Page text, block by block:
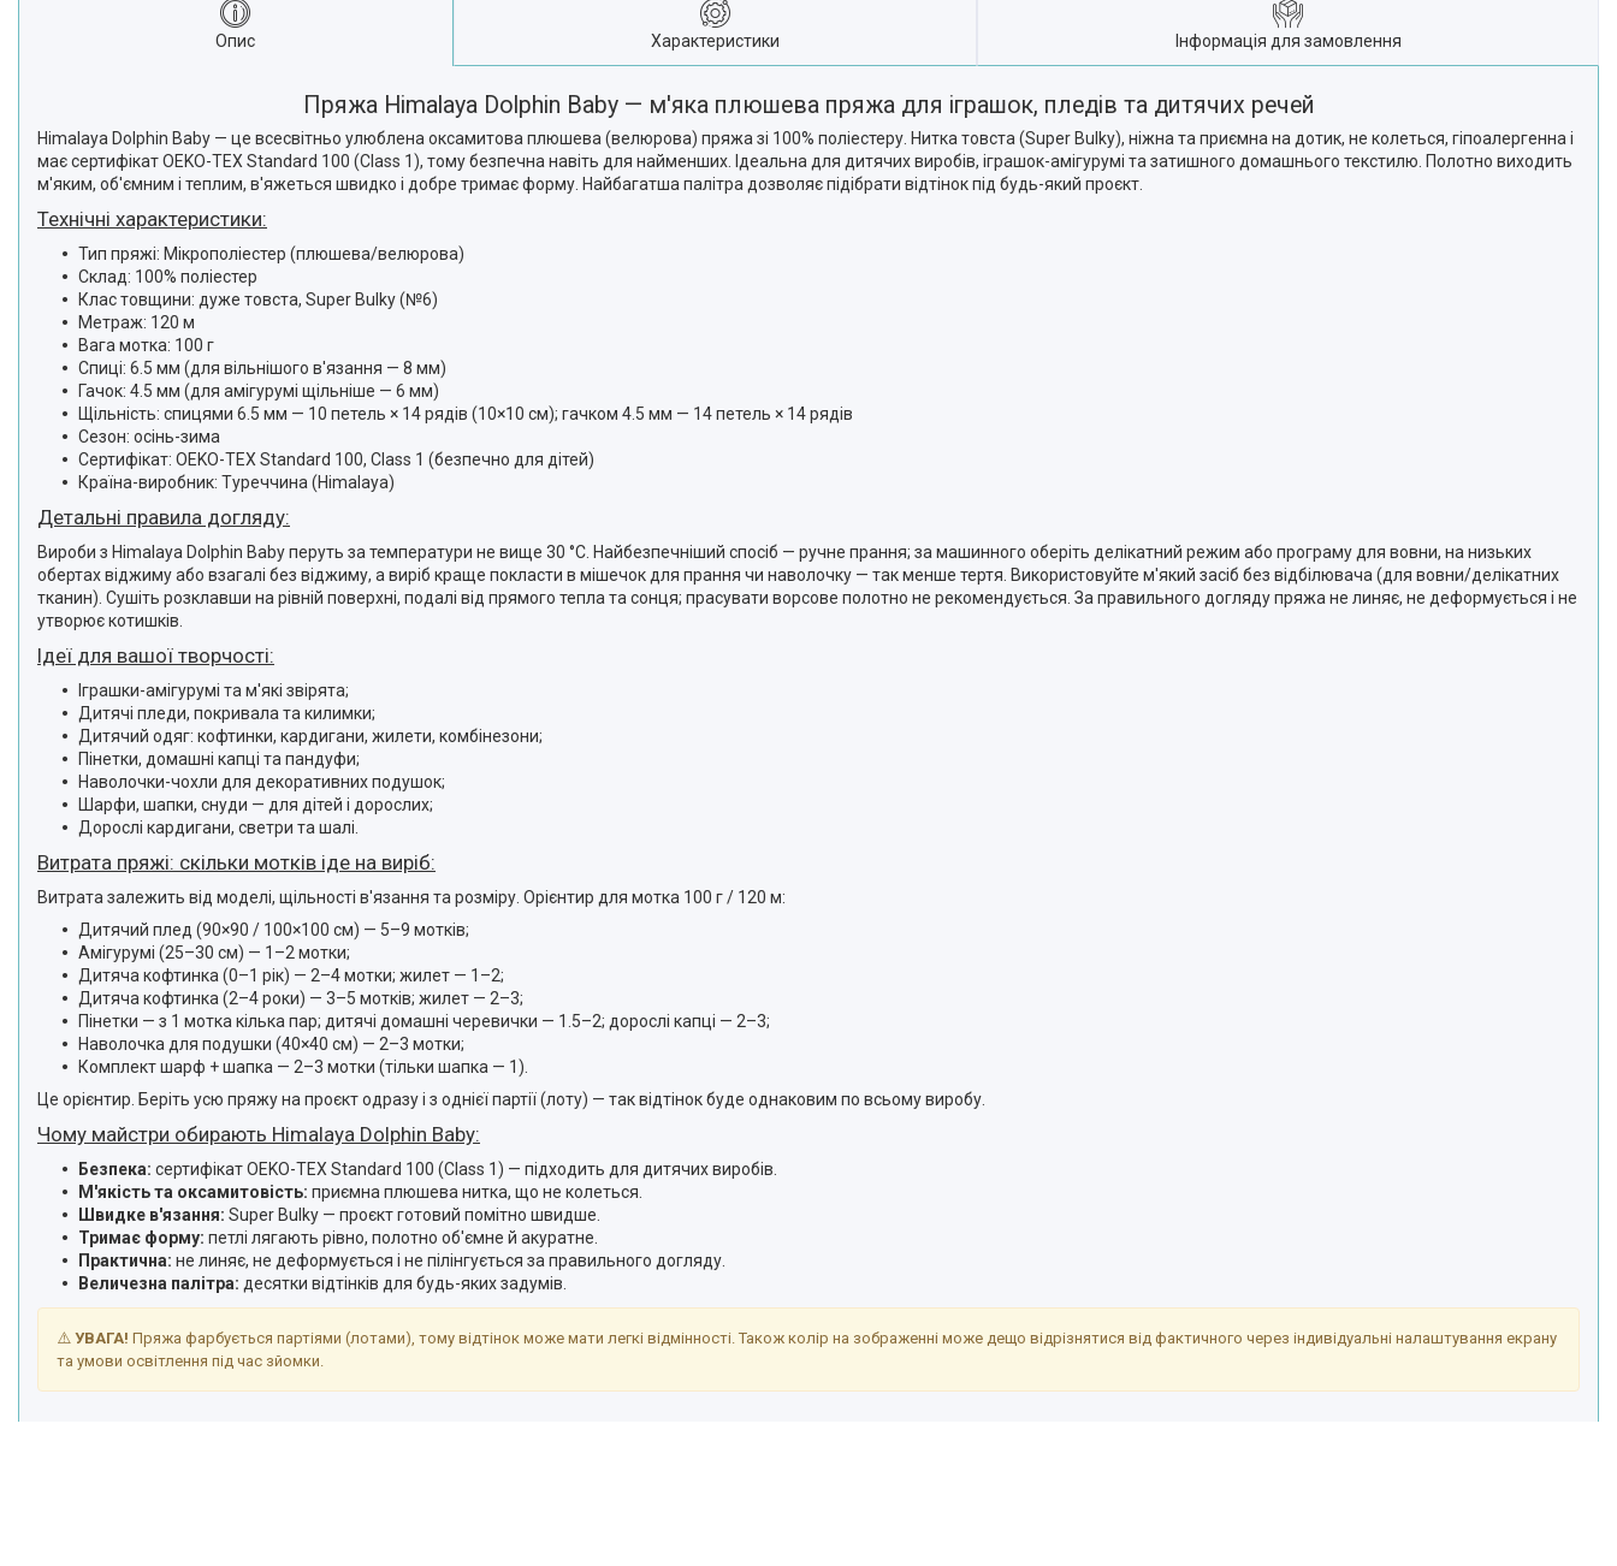
Опис Характеристики Інформація для замовлення
Пряжа Himalaya Dolphin Baby — м'яка плюшева пряжа для іграшок, пледів та дитячих речей
Himalaya Dolphin Baby — це всесвітньо улюблена оксамитова плюшева (велюрова) пряжа зі 100% поліестеру. Нитка товста (Super Bulky), ніжна та приємна на дотик, не колеться, гіпоалергенна і
має сертифікат OEKO-TEX Standard 100 (Class 1), тому безпечна навіть для найменших. Ідеальна для дитячих виробів, іграшок-амігурумі та затишного домашнього текстилю. Полотно виходить
м'яким, об'ємним і теплим, в'яжеться швидко і добре тримає форму. Найбагатша палітра дозволяє підібрати відтінок під будь-який проєкт.
Технічні характеристики:
Тип пряжі: Мікрополіестер (плюшева/велюрова)
Склад: 100% поліестер
Клас товщини: дуже товста, Super Bulky (№6)
Метраж: 120 м
Вага мотка: 100 г
Спиці: 6.5 мм (для вільнішого в'язання — 8 мм)
Гачок: 4.5 мм (для амігурумі щільніше — 6 мм)
Щільність: спицями 6.5 мм — 10 петель × 14 рядів (10×10 см); гачком 4.5 мм — 14 петель × 14 рядів
Сезон: осінь-зима
Сертифікат: OEKO-TEX Standard 100, Class 1 (безпечно для дітей)
Країна-виробник: Туреччина (Himalaya)
Детальні правила догляду:
Вироби з Himalaya Dolphin Baby перуть за температури не вище 30 °C. Найбезпечніший спосіб — ручне прання; за машинного оберіть делікатний режим або програму для вовни, на низьких
обертах віджиму або взагалі без віджиму, а виріб краще покласти в мішечок для прання чи наволочку — так менше тертя. Використовуйте м'який засіб без відбілювача (для вовни/делікатних
тканин). Сушіть розклавши на рівній поверхні, подалі від прямого тепла та сонця; прасувати ворсове полотно не рекомендується. За правильного догляду пряжа не линяє, не деформується і не
утворює котишків.
Ідеї для вашої творчості:
Іграшки-амігурумі та м'які звірята;
Дитячі пледи, покривала та килимки;
Дитячий одяг: кофтинки, кардигани, жилети, комбінезони;
Пінетки, домашні капці та пандуфи;
Наволочки-чохли для декоративних подушок;
Шарфи, шапки, снуди — для дітей і дорослих;
Дорослі кардигани, светри та шалі.
Витрата пряжі: скільки мотків іде на виріб:
Витрата залежить від моделі, щільності в'язання та розміру. Орієнтир для мотка 100 г / 120 м:
Дитячий плед (90×90 / 100×100 см) — 5–9 мотків;
Амігурумі (25–30 см) — 1–2 мотки;
Дитяча кофтинка (0–1 рік) — 2–4 мотки; жилет — 1–2;
Дитяча кофтинка (2–4 роки) — 3–5 мотків; жилет — 2–3;
Пінетки — з 1 мотка кілька пар; дитячі домашні черевички — 1.5–2; дорослі капці — 2–3;
Наволочка для подушки (40×40 см) — 2–3 мотки;
Комплект шарф + шапка — 2–3 мотки (тільки шапка — 1).
Це орієнтир. Беріть усю пряжу на проєкт одразу і з однієї партії (лоту) — так відтінок буде однаковим по всьому виробу.
Чому майстри обирають Himalaya Dolphin Baby:
Безпека: сертифікат OEKO-TEX Standard 100 (Class 1) — підходить для дитячих виробів.
М'якість та оксамитовість: приємна плюшева нитка, що не колеться.
Швидке в'язання: Super Bulky — проєкт готовий помітно швидше.
Тримає форму: петлі лягають рівно, полотно об'ємне й акуратне.
Практична: не линяє, не деформується і не пілінгується за правильного догляду.
Величезна палітра: десятки відтінків для будь-яких задумів.
⚠️ УВАГА! Пряжа фарбується партіями (лотами), тому відтінок може мати легкі відмінності. Також колір на зображенні може дещо відрізнятися від фактичного через індивідуальні налаштування екрану
та умови освітлення під час зйомки.